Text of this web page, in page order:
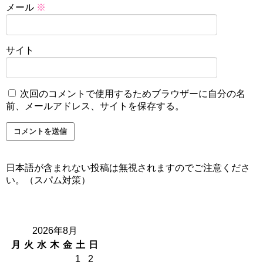
メール ※
サイト
次回のコメントで使用するためブラウザーに自分の名
前、メールアドレス、サイトを保存する。
日本語が含まれない投稿は無視されますのでご注意くださ
い。（スパム対策）
2026年8月
月
火 水 木 金 土
日
1
2